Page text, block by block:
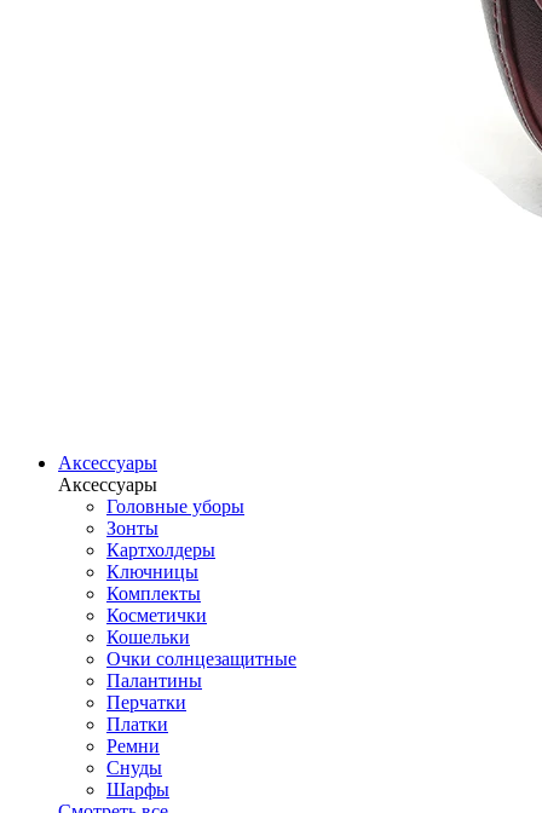
Аксессуары
Аксессуары
Головные уборы
Зонты
Картхолдеры
Ключницы
Комплекты
Косметички
Кошельки
Очки солнцезащитные
Палантины
Перчатки
Платки
Ремни
Снуды
Шарфы